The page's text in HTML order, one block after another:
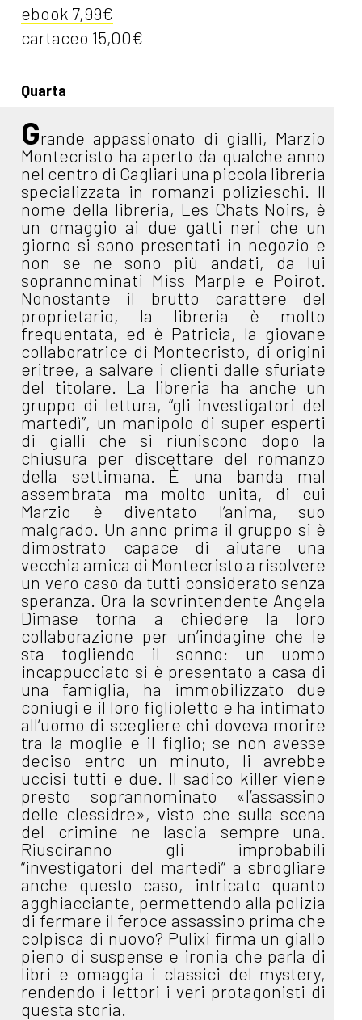
ebook 7,99€
cartaceo 15,00€
Quarta
Grande appassionato di gialli, Marzio
Montecristo ha aperto da qualche anno
nel centro di Cagliari una piccola libreria
specializzata in romanzi polizieschi. Il
nome della libreria, Les Chats Noirs, è
un omaggio ai due gatti neri che un
giorno si sono presentati in negozio e
non se ne sono più andati, da lui
soprannominati Miss Marple e Poirot.
Nonostante il brutto carattere del
proprietario, la libreria è molto
frequentata, ed è Patricia, la giovane
collaboratrice di Montecristo, di origini
eritree, a salvare i clienti dalle sfuriate
del titolare. La libreria ha anche un
gruppo di lettura, “gli investigatori del
martedì”, un manipolo di super esperti
di gialli che si riuniscono dopo la
chiusura per discettare del romanzo
della settimana. È una banda mal
assembrata ma molto unita, di cui
Marzio è diventato l’anima, suo
malgrado. Un anno prima il gruppo si è
dimostrato capace di aiutare una
vecchia amica di Montecristo a risolvere
un vero caso da tutti considerato senza
speranza. Ora la sovrintendente Angela
Dimase torna a chiedere la loro
collaborazione per un’indagine che le
sta togliendo il sonno: un uomo
incappucciato si è presentato a casa di
una famiglia, ha immobilizzato due
coniugi e il loro figlioletto e ha intimato
all’uomo di scegliere chi doveva morire
tra la moglie e il figlio; se non avesse
deciso entro un minuto, li avrebbe
uccisi tutti e due. Il sadico killer viene
presto soprannominato «l’assassino
delle clessidre», visto che sulla scena
del crimine ne lascia sempre una.
Riusciranno gli improbabili
“investigatori del martedì” a sbrogliare
anche questo caso, intricato quanto
agghiacciante, permettendo alla polizia
di fermare il feroce assassino prima che
colpisca di nuovo? Pulixi firma un giallo
pieno di suspense e ironia che parla di
libri e omaggia i classici del mystery,
rendendo i lettori i veri protagonisti di
questa storia.